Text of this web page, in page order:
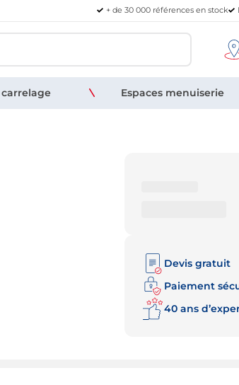
+ de 30 000 références en stock
carrelage Espaces menuiserie
Devis gratuit
Paiement
40 ans